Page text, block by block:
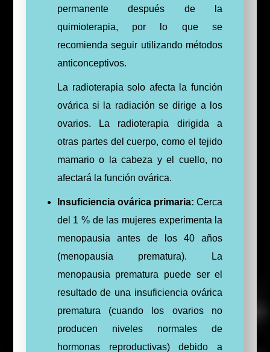
permanente después de la
quimioterapia, por lo que se
recomienda seguir utilizando métodos
anticonceptivos.
La radioterapia solo afecta la función
ovárica si la radiación se dirige a los
ovarios.
La radioterapia dirigida a
otras partes del cuerpo, como el tejido
mamario o la cabeza y el cuello, no
afectará la función ovárica.
Insuficiencia ovárica primaria: Cerca
del 1 % de las mujeres experimenta la
menopausia antes de los 40 años
(menopausia prematura). La
menopausia prematura puede ser el
resultado de una insuficiencia ovárica
prematura (cuando los ovarios no
producen niveles normales de
hormonas reproductivas) debido a